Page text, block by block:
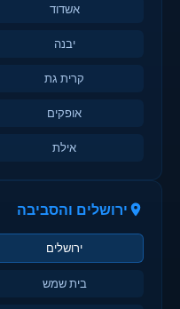
אשדוד
יבנה
קרית גת
אופקים
אילת
ירושלים והסביבה
ירושלים
בית שמש